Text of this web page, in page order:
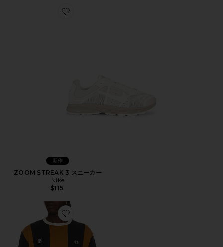
Favorite ZOOM STREAK 3 スニーカー
新作
ZOOM STREAK 3 スニーカー
Nike
$115
Favorite Tシャツ